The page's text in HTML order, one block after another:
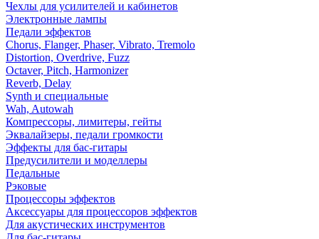
Чехлы для усилителей и кабинетов
Электронные лампы
Педали эффектов
Chorus, Flanger, Phaser, Vibrato, Tremolo
Distortion, Overdrive, Fuzz
Octaver, Pitch, Harmonizer
Reverb, Delay
Synth и специальные
Wah, Autowah
Компрессоры, лимитеры, гейты
Эквалайзеры, педали громкости
Эффекты для бас-гитары
Предусилители и моделлеры
Педальные
Рэковые
Процессоры эффектов
Аксессуары для процессоров эффектов
Для акустических инструментов